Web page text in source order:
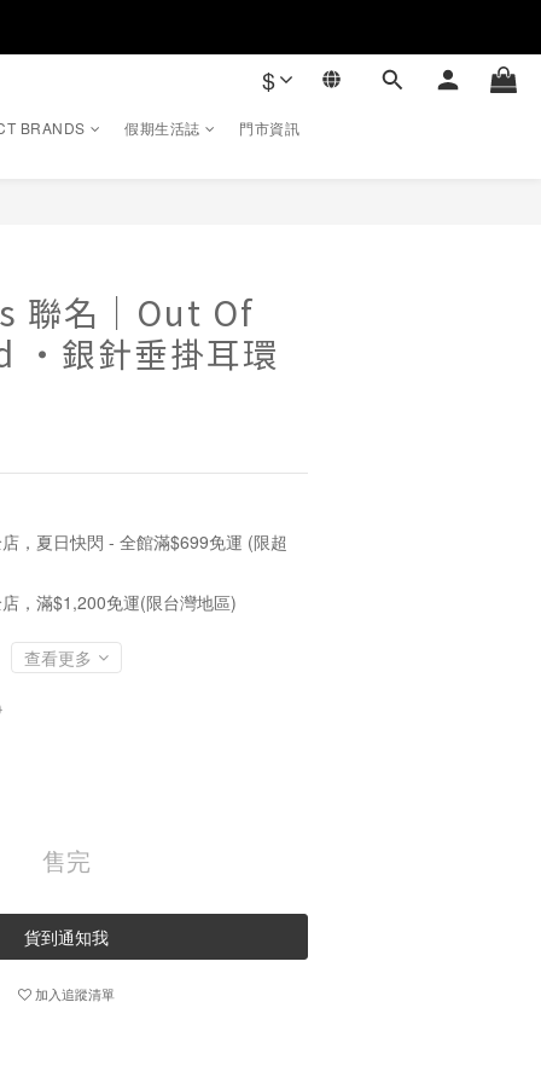
$
BRANDS 假期生活誌 門市資訊
聯名｜Out Of
・銀針垂掛耳環
，夏日快閃 - 全館滿$699免運 (限超
，滿$1,200免運(限台灣地區)
查看更多
售完
貨到通知我
加入追蹤清單